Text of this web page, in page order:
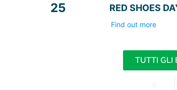
25 RED SHOES
Find out more
TUTTI GLI